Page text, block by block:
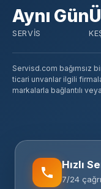
Aynı Gün
SERVIS
Servisd.com bağımsız
ticari unvanlar ilgili
markalarla bağlantılı
Hızlı
7/24